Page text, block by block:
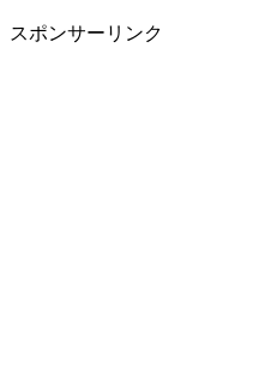
スポンサーリンク